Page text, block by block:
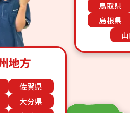
鳥取県
島根県
地方
佐賀県
大分県